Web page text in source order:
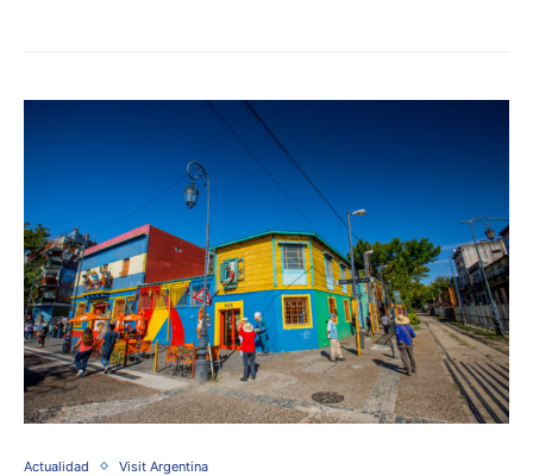
Actualidad Visit Argentina